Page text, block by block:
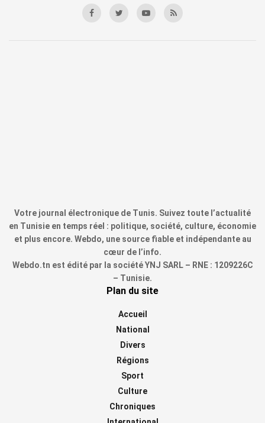
Votre journal électronique de Tunis. Suivez toute l’actualité
en Tunisie en temps réel : politique, société, culture, économie
et plus encore. Webdo, une source fiable et indépendante au
cœur de l’info.
Webdo.tn est édité par la société YNJ SARL – RNE : 1209226C
– Tunisie.
Plan du site
Accueil
National
Divers
Régions
Sport
Culture
Chroniques